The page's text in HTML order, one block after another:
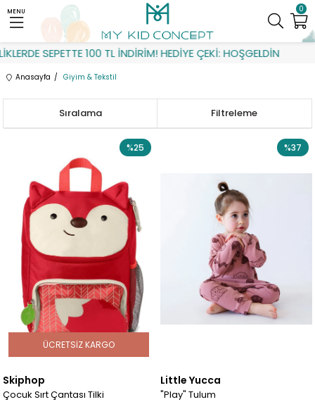
SEPETTE 100 TL İNDİRİM! HEDİYE ÇEKİ: HOŞGELDİN
0
MENU
Anasayfa Giyim & Tekstil
Filtreleme
Sıralama
Skiphop
Çocuk Sırt Çantası Tilki
%25
ÜCRETSIZ KARGO
Little Yucca
"Play" Tulum
%37